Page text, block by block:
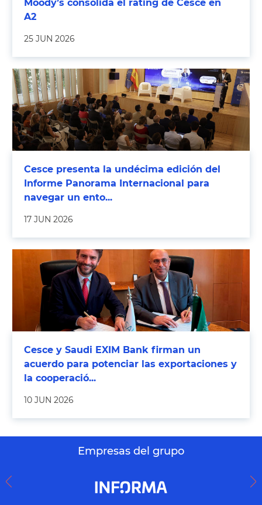
Moody’s consolida el rating de Cesce en
A2
25 JUN 2026
Cesce presenta la undécima edición del
Informe Panorama Internacional para
navegar un ento...
17 JUN 2026
Cesce y Saudi EXIM Bank firman un
acuerdo para potenciar las exportaciones y
la cooperació...
10 JUN 2026
Empresas del grupo